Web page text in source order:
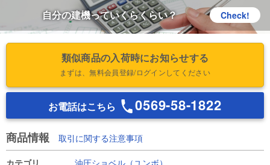
自分の建機っていくらくらい？ Check!
類似商品の入荷時にお知らせする
まずは、無料会員登録/ログインしてください
お電話はこちら 0569-58-1822
商品情報 取引に関する注意事項